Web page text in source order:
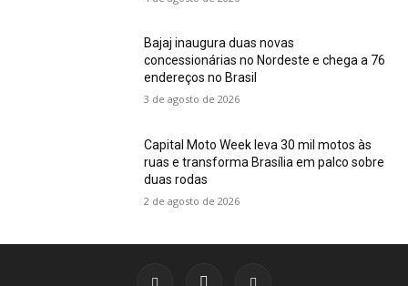
Bajaj inaugura duas novas
concessionárias no Nordeste e chega a 76
endereços no Brasil
3 de agosto de 2026
Capital Moto Week leva 30 mil motos às
ruas e transforma Brasília em palco sobre
duas rodas
2 de agosto de 2026